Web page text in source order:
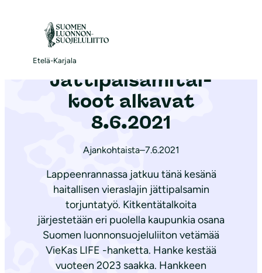
Etelä-Karjala
Etusivu|Ajankohtaista
Jät­ti­pal­sa­mi­tal­
koot alkavat
8.6.2021
Ajankohtaista–7.6.2021
Lappeenrannassa jatkuu tänä kesänä
haitallisen vieraslajin jättipalsamin
torjuntatyö. Kitkentätalkoita
järjestetään eri puolella kaupunkia osana
Suomen luonnonsuojeluliiton vetämää
VieKas LIFE -hanketta. Hanke kestää
vuoteen 2023 saakka. Hankkeen